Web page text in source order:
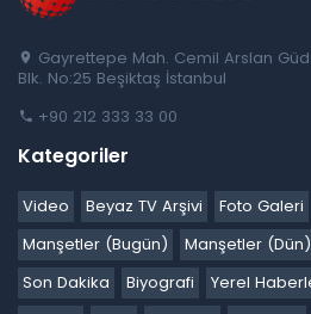
Gayrettepe Mah. Cemil Arslan
Blk. No:25 Beşiktaş İstanbul
+90 212 333 33 00
Kategoriler
Video Beyaz TV Arşivi Foto Galeri
Manşetler (Bugün)
Manşetler (Dün)
Son Dakika
Biyografi Yerel